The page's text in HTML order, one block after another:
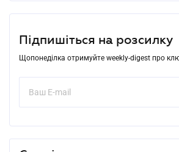
Підпишіться на розсилку
Щопонеділка отримуйте weekly-digest про